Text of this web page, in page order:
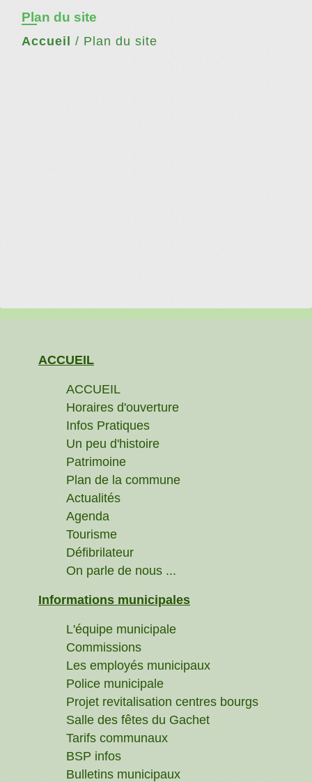
Plan du site
Accueil / Plan du site
ACCUEIL
ACCUEIL
Horaires d'ouverture
Infos Pratiques
Un peu d'histoire
Patrimoine
Plan de la commune
Actualités
Agenda
Tourisme
Défibrilateur
On parle de nous ...
Informations municipales
L'équipe municipale
Commissions
Les employés municipaux
Police municipale
Projet revitalisation centres bourgs
Salle des fêtes du Gachet
Tarifs communaux
BSP infos
Bulletins municipaux